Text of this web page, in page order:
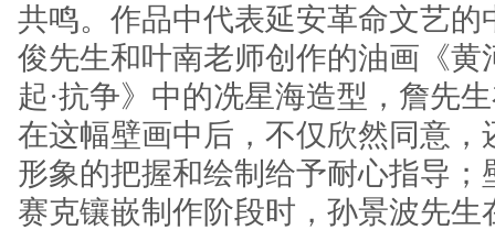
共鸣。作品中代表延安革命文艺的
俊先生和叶南老师创作的油画《
起·抗争》中的冼星海造型，詹先
在这幅壁画中后，不仅欣然同意，
形象的把握和绘制给予耐心指导；
赛克镶嵌制作阶段时，孙景波先生